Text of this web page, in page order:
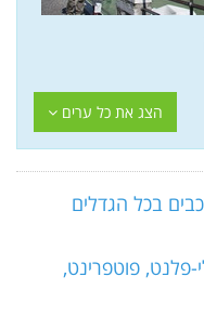
הצג את כל ערים
בכל הגדלים
פלנט, פוטפרינט,